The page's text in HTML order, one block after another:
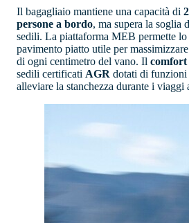
Il bagagliaio mantiene una capacità di
persone a bordo, ma supera la soglia
sedili. La piattaforma MEB permette
pavimento piatto utile per
di ogni centimetro del vano. Il comfort
sedili certificati AGR dotati di funzioni
alleviare la stanchezza durante i viaggi